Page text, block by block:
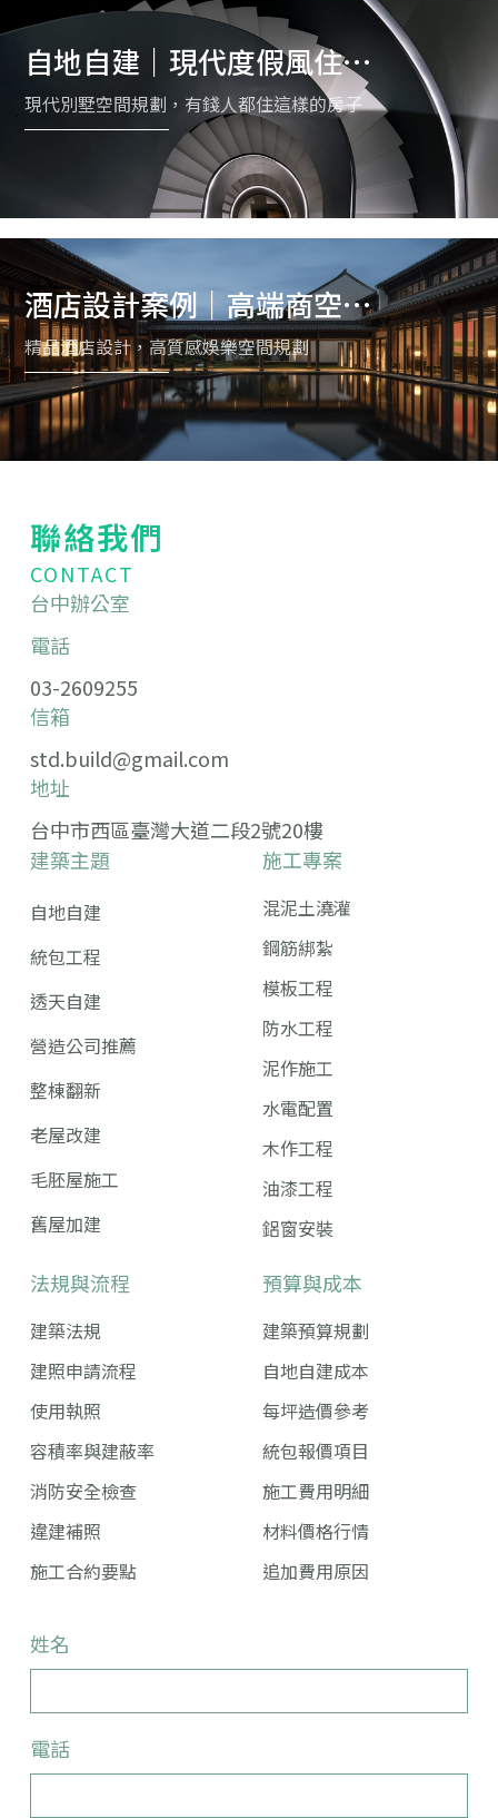
自地自建｜現代度假風住宅
規劃案例
現代別墅空間規劃，有錢人都住這樣的房子
酒店設計案例｜高端商空與
夜店空間規劃
精品酒店設計，高質感娛樂空間規劃
聯絡我們
CONTACT
台中辦公室
電話
03-2609255
信箱
std.build@gmail.com
地址
台中市西區臺灣大道二段2號20樓
建築主題
自地自建
統包工程
透天自建
營造公司推薦
整棟翻新
老屋改建
毛胚屋施工
舊屋加建
施工專案
混泥土澆灌
鋼筋綁紮
模板工程
防水工程
泥作施工
水電配置
木作工程
油漆工程
鋁窗安裝
法規與流程
建築法規
建照申請流程
使用執照
容積率與建蔽率
消防安全檢查
違建補照
施工合約要點
預算與成本
建築預算規劃
自地自建成本
每坪造價參考
統包報價項目
施工費用明細
材料價格行情
追加費用原因
姓名
電話